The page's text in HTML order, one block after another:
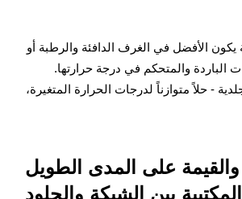
الأفضل في الغرف الدافئة والرطبة أو
الباردة والمتحكم في درجة حرارتها.
- حلاً متوازناً لدرجات الحرارة المتغيرة،
والقيمة على المدى الطويل
بين الشبكة والجلود